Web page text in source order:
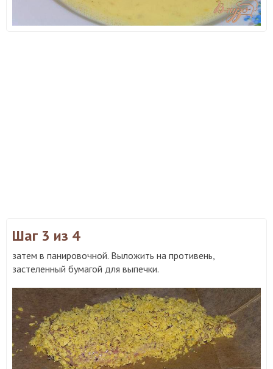
Шаг 3 из 4
затем в панировочной. Выложить на противень,
застеленный бумагой для выпечки.